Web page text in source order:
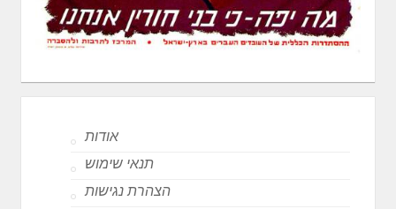
אודות
תנאי שימוש
הצהרת נגישות